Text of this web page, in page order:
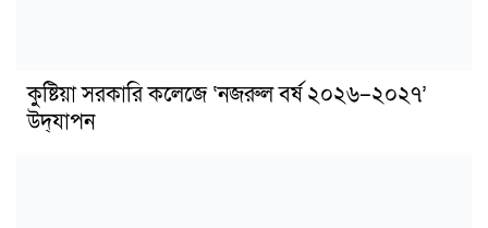
কুষ্টিয়া সরকারি কলেজে ‘নজরুল বর্ষ ২০২৬–২০২৭’
উদ্‌যাপন